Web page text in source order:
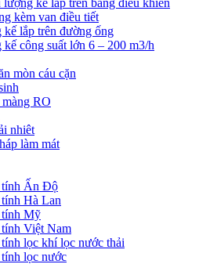
kế lắp trên bảng điều khiển
kèm van điều tiết
lắp trên đường ống
công suất lớn 6 – 200 m3/h
mòn cáu cặn
RO
nhiêt
làm mát
tính Ấn Độ
Hà Lan
tính Mỹ
Việt Nam
lọc khí lọc nước thải
lọc nước